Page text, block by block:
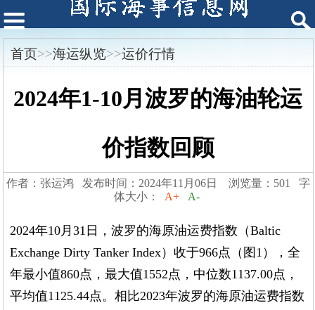
首页>>海运纵览>>运价行情
2024年1-10月波罗的海油轮运
价指数回顾
作者：张运鸿 发布时间：2024年11月06日 浏览量：501 字
体大小：
A+ A-
2024年10月31日，波罗的海原油运费指数（Baltic
Exchange Dirty Tanker Index）收于966点（图1），全
年最小值860点，最大值1552点，中位数1137.00点，
平均值1125.44点。相比2023年波罗的海原油运费指数